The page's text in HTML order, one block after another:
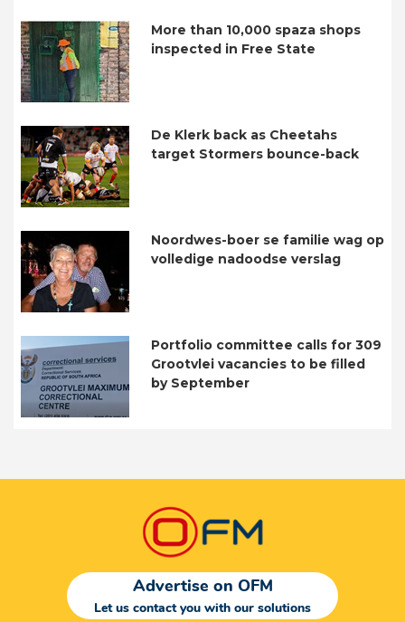
More than 10,000 spaza shops
inspected in Free State
De Klerk back as Cheetahs
target Stormers bounce-back
Noordwes-boer se familie wag op
volledige nadoodse verslag
Portfolio committee calls for 309
Grootvlei vacancies to be filled
by September
Advertise on OFM
Let us contact you with our solutions